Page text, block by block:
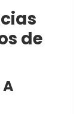
de
A